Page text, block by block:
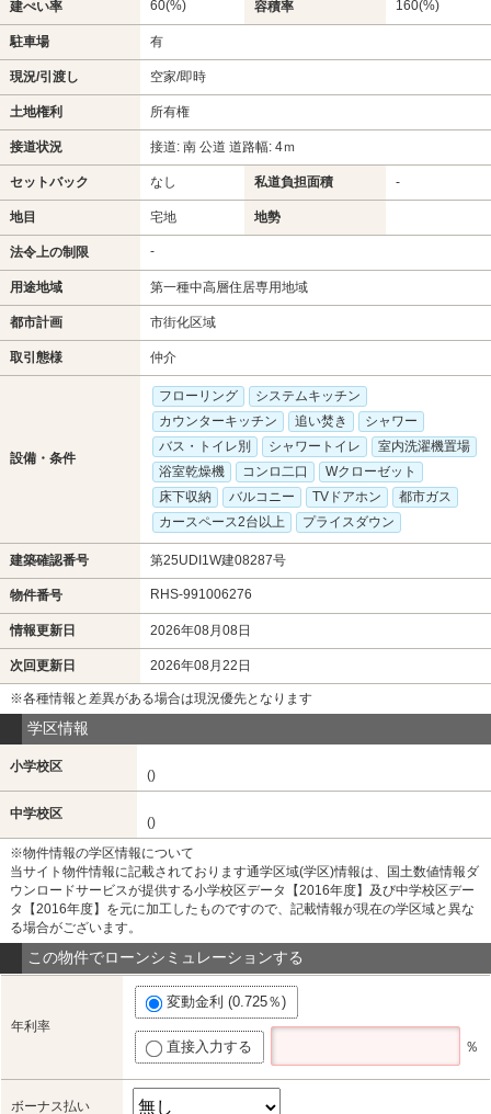
建ぺい率 60(%) 容積率 160(%)
駐車場 有
現況/引渡し 空家/即時
土地権利 所有権
接道状況 接道: 南 公道 道路幅: 4ｍ
セットバック なし 私道負担面積 -
地目 宅地 地勢
法令上の制限 -
用途地域 第一種中高層住居専用地域
都市計画 市街化区域
取引態様 仲介
設備・条件
フローリング
システムキッチン
カウンターキッチン
追い焚き
シャワー
バス・トイレ別
シャワートイレ
室内洗濯機置場
浴室乾燥機
コンロ二口
Wクローゼット
床下収納
バルコニー TVドアホン
都市ガス
カースペース2台以上
プライスダウン
建築確認番号 第25UDI1W建08287号
物件番号 RHS-991006276
情報更新日 2026年08月08日
次回更新日 2026年08月22日
※各種情報と差異がある場合は現況優先となります
学区情報
小学校区
()
中学校区
()
※物件情報の学区情報について
当サイト物件情報に記載されております通学区域(学区)情報は、国土数値情報ダ
ウンロードサービスが提供する小学校区データ【2016年度】及び中学校区デー
タ【2016年度】を元に加工したものですので、記載情報が現在の学区域と異な
る場合がございます。
この物件でローンシミュレーションする
年利率
変動金利 (0.725％)
直接入力する ％
ボーナス払い